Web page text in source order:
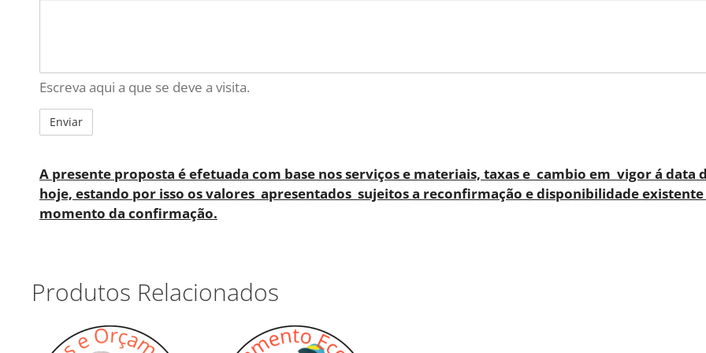
Escreva aqui a que se deve a visita.
A presente proposta é efetuada com base nos serviços e materiais, taxas e cambio em vigor á data
hoje, estando por isso os valores apresentados sujeitos a reconfirmação e disponibilidade existente
momento da confirmação.
Produtos Relacionados